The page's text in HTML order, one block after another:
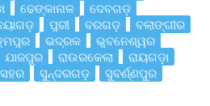
ଢେଙ୍କାନାଳ
ଦେବଗଡ଼
ପୁରୀ ବରଗଡ଼
ବଲାଙ୍ଗୀର
ଭଦ୍ରକ
ଭୁବନେଶ୍ୱର
ଯାଜପୁର ରାଉରକେଲା
ରାୟଗଡ଼ା
ସହର ସୁନ୍ଦରଗଡ଼
ସୁବର୍ଣ୍ଣପୁର